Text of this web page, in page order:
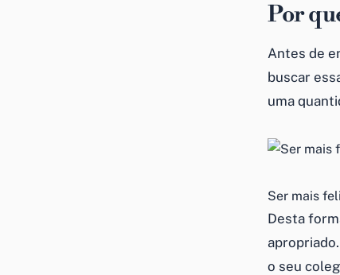
Por
Antes de
buscar
uma
Ser mais
Desta
o seu